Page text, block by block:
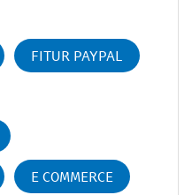
FITUR PAYPAL
E COMMERCE